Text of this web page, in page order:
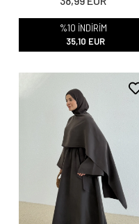
%10 İNDİRİM
35,10 EUR